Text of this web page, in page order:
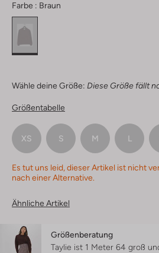
Farbe : Braun
Wähle deine Größe: Diese Größe fällt
Größentabelle
XS S M L
Es tut uns leid, dieser Artikel ist nicht
nach einer Alternative.
Ähnliche Artikel
Größenberatung
Taylie ist 1 Meter 64 groß